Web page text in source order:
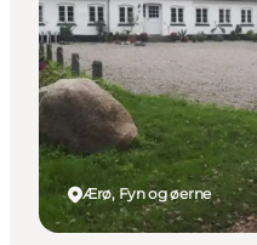
Ærø, Fyn og øerne